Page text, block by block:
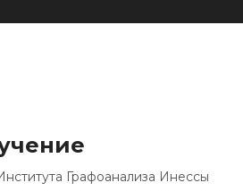
Графоанализа Инессы